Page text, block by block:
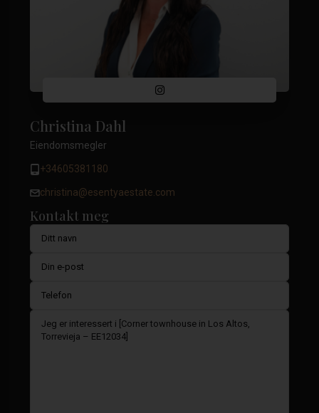
Christina Dahl
Eiendomsmegler
+34605381180
christina@esentyaestate.com
Kontakt meg